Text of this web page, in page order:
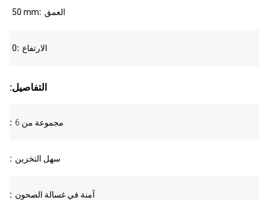
50 mm العمق
0 الارتفاع
:التفاصيل
6 مجموعة من
سهل التخزين
آمنة في غسالة الصحون